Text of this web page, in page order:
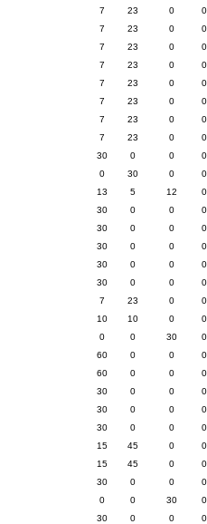
7 23 0 0
7 23 0 0
7 23 0 0
7 23 0 0
7 23 0 0
7 23 0 0
7 23 0 0
7 23 0 0
30 0 0 0
0 30 0 0
13 5 12 0
30 0 0 0
30 0 0 0
30 0 0 0
30 0 0 0
30 0 0 0
7 23 0 0
10 10 0 0
0 0 30 0
60 0 0 0
60 0 0 0
30 0 0 0
30 0 0 0
30 0 0 0
15 45 0 0
15 45 0 0
30 0 0 0
0 0 30 0
30 0 0 0